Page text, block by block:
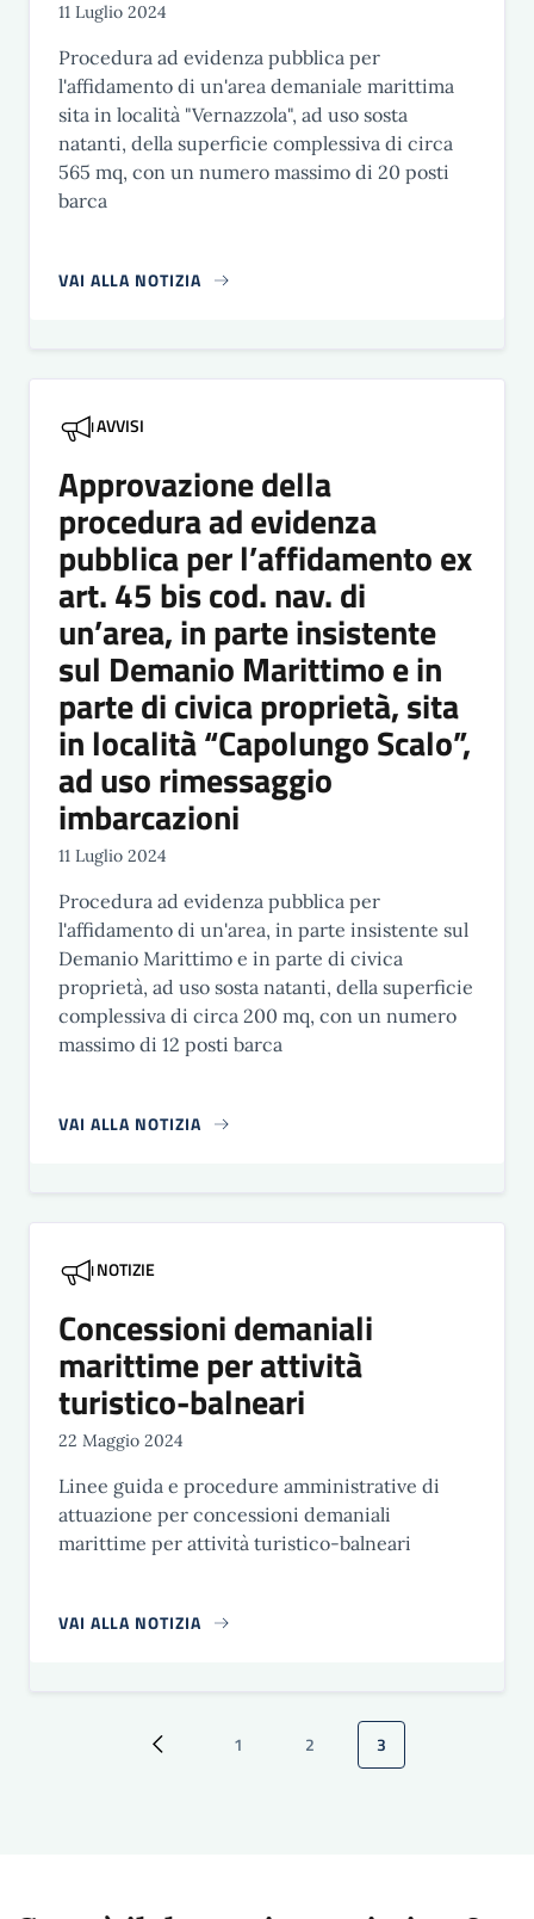
11 Luglio 2024
Procedura ad evidenza pubblica per
l'affidamento di un'area demaniale marittima
sita in località "Vernazzola", ad uso sosta
natanti, della superficie complessiva di circa
565 mq, con un numero massimo di 20 posti
barca
VAI ALLA NOTIZIA
AVVISI
Approvazione della
procedura ad evidenza
pubblica per l’affidamento ex
art. 45 bis cod. nav. di
un’area, in parte insistente
sul Demanio Marittimo e in
parte di civica proprietà, sita
in località “Capolungo Scalo”,
ad uso rimessaggio
imbarcazioni
11 Luglio 2024
Procedura ad evidenza pubblica per
l'affidamento di un'area, in parte insistente sul
Demanio Marittimo e in parte di civica
proprietà, ad uso sosta natanti, della superficie
complessiva di circa 200 mq, con un numero
massimo di 12 posti barca
VAI ALLA NOTIZIA
NOTIZIE
Concessioni demaniali
marittime per attività
turistico-balneari
22 Maggio 2024
Linee guida e procedure amministrative di
attuazione per concessioni demaniali
marittime per attività turistico-balneari
VAI ALLA NOTIZIA
Paginazione
Pagina precedente
Pagina
1 Pagina
2 Pagina attuale
3